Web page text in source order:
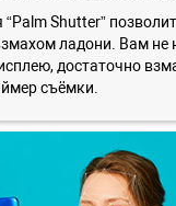
Shutter”
ладони. Вам не
достаточно
съёмки.